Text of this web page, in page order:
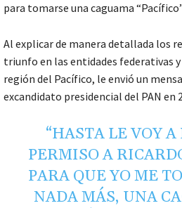
para tomarse una caguama
Al explicar de manera detallada los
triunfo en las entidades federativas
región del Pacífico, le envió un
excandidato presidencial del PAN en
“HASTA LE VOY A
PERMISO A
PARA QUE YO ME
NADA MÁS, UNA